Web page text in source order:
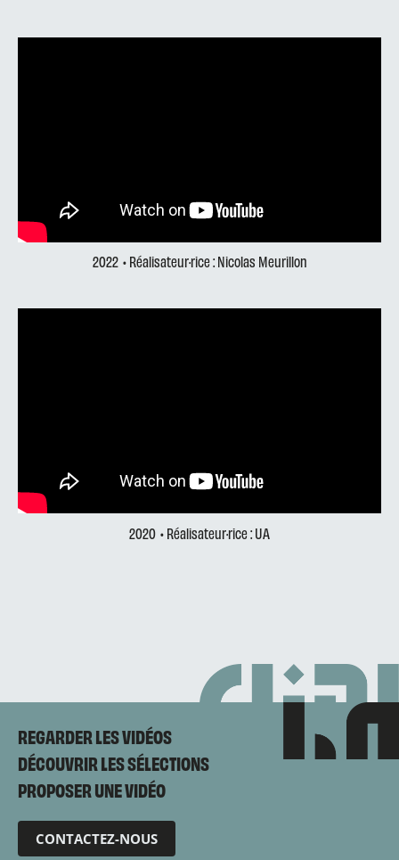
2022 • Réalisateur·rice : Nicolas Meurillon
2020 • Réalisateur·rice : UA
REGARDER LES VIDÉOS
DÉCOUVRIR LES SÉLECTIONS
PROPOSER UNE VIDÉO
CONTACTEZ-NOUS